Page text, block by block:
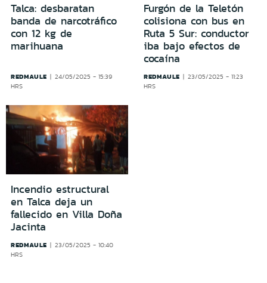
Talca: desbaratan
banda de narcotráfico
con 12 kg de
marihuana
REDMAULE
24/05/2025 - 15:39
HRS
Furgón de la Teletón
colisiona con bus en
Ruta 5 Sur: conductor
iba bajo efectos de
cocaína
REDMAULE
23/05/2025 - 11:23
HRS
Incendio estructural
en Talca deja un
fallecido en Villa Doña
Jacinta
REDMAULE
23/05/2025 - 10:40
HRS